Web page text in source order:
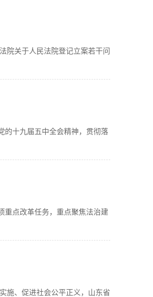
院关于人民法院登记立案若干问
的十九届五中全会精神，贯彻落
重点改革任务，重点聚焦法治建
施、促进社会公平正义，山东省